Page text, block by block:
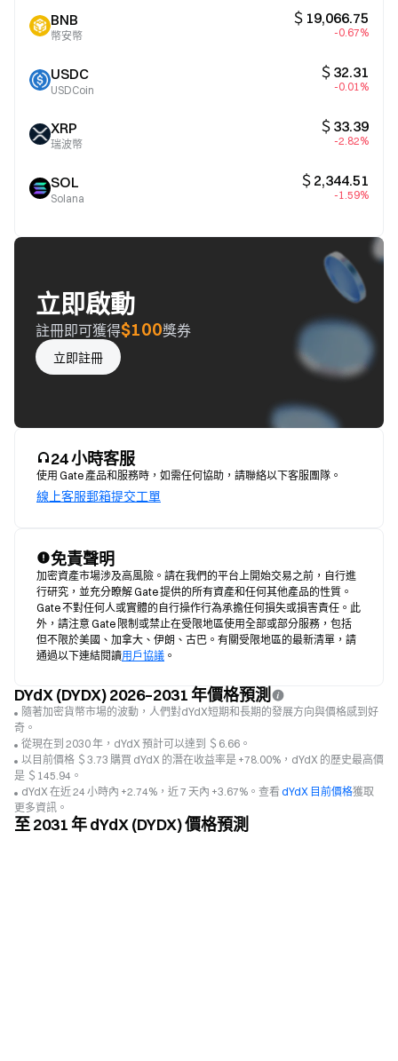
BNB
幣安幣
＄19,066.75
-0.67%
USDC
USDCoin
＄32.31
-0.01%
XRP
瑞波幣
＄33.39
-2.82%
SOL
Solana
＄2,344.51
-1.59%
立即啟動
註冊即可獲得$100獎券
立即註冊
24 小時客服
使用 Gate 產品和服務時，如需任何協助，請聯絡以下客服團隊。
線上客服郵箱提交工單
免責聲明
加密資產市場涉及高風險。請在我們的平台上開始交易之前，自行進
行研究，並充分瞭解 Gate 提供的所有資產和任何其他產品的性質。
Gate 不對任何人或實體的自行操作行為承擔任何損失或損害責任。此
外，請注意 Gate 限制或禁止在受限地區使用全部或部分服務，包括
但不限於美國、加拿大、伊朗、古巴。有關受限地區的最新清單，請
通過以下連結閱讀用戶協議 。
DYdX (DYDX) 2026–2031 年價格預測
隨著加密貨幣市場的波動，人們對dYdX短期和長期的發展方向與價格感到好
奇。
從現在到 2030 年，dYdX 預計可以達到 ＄6.66。
以目前價格 ＄3.73 購買 dYdX 的潛在收益率是 +78.00%，dYdX 的歷史最高價
是 ＄145.94。
dYdX 在近 24 小時內 +2.74%，近 7 天內 +3.67%。查看 dYdX 目前價格獲取
更多資訊。
至 2031 年 dYdX (DYDX) 價格預測